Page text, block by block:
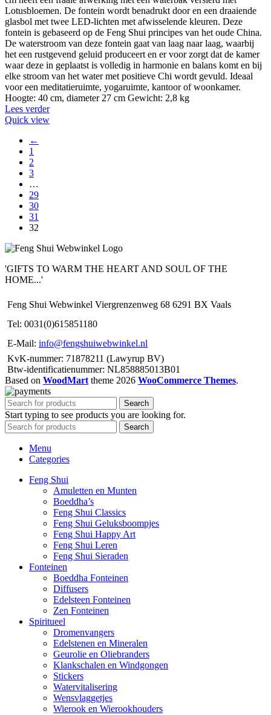
Lotusbloemen. De fontein wordt benadrukt door en een draaiende
glasbol met twee LED-lichten met afwisselende kleuren. Deze
fontein is gebaseerd op de Feng Shui principes van het oude China.
De waterstroom van deze fontein gaat van laag naar laag, waarbij
het een rustgevend geluid produceert en er voor zorgt dat de kamer
waar deze in geplaatst is volledig in harmonie en balans komt en bij
elke stroom van het water met positieve Chi wordt gevuld. Ideaal
voor een meditatieruimte, yogaruimte, kantoor of woonkamer.
Hoogte: 40 cm, diameter 27 cm Gewicht: 2,8 kg
Lees verder
Quick view
←
1
2
3
…
29
30
31
32
'GIFTS TO WARM THE HEART AND SOUL OF THE
HOME...'
Feng Shui Webwinkel Viergrenzenweg 68 6291 BX Vaals
Tel: 0031(0)615851180
E-Mail: info@fengshuiwebwinkel.nl
KvK-nummer: 71878211 (Lawyrup BV)
Btw-identificatienummer: NL858885013B01
Based on WoodMart theme 2026 WooCommerce Themes.
Search
Start typing to see products you are looking for.
Search
Menu
Categories
Feng Shui
Amuletten en Munten
Boeddha’s
Feng Shui Classics
Feng Shui Geluksboompjes
Feng Shui Happy Art
Feng Shui Leren
Feng Shui Sieraden
Fonteinen
Boeddha Fonteinen
Diffusers
Edelsteen Fonteinen
Zen Fonteinen
Spiritueel
Dromenvangers
Edelstenen en Mineralen
Geurolie en Oliebranders
Klankschalen en Windgongen
Stickers
Watervitalisering
Wensvlaggetjes
Wierook en Wierookhouders